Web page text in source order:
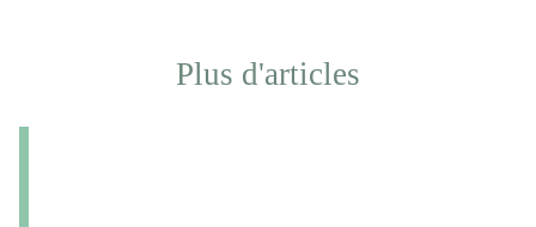
Plus d'articles